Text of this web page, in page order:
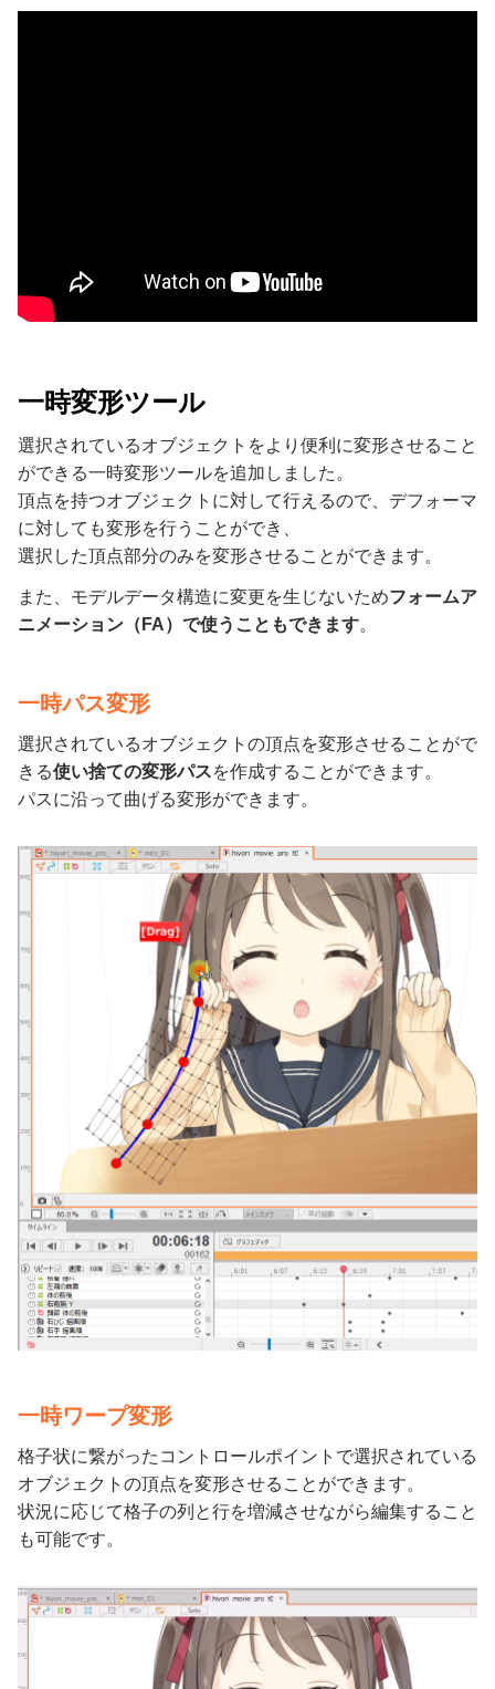
一時変形ツール
選択されているオブジェクトをより便利に変形させること
ができる一時変形ツールを追加しました。
頂点を持つオブジェクトに対して行えるので、デフォーマ
に対しても変形を行うことができ、
選択した頂点部分のみを変形させることができます。
また、モデルデータ構造に変更を生じないためフォームア
ニメーション（FA）で使うこともできます。
一時パス変形
選択されているオブジェクトの頂点を変形させることがで
きる使い捨ての変形パスを作成することができます。
パスに沿って曲げる変形ができます。
一時ワープ変形
格子状に繋がったコントロールポイントで選択されている
オブジェクトの頂点を変形させることができます。
状況に応じて格子の列と行を増減させながら編集すること
も可能です。